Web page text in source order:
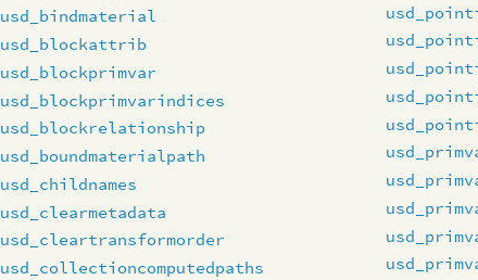
usd_bindmaterial
usd_blockattrib
usd_blockprimvar
usd_blockprimvarindices
usd_blockrelationship
usd_boundmaterialpath
usd_childnames
usd_clearmetadata
usd_cleartransformorder
usd_collectioncomputedpaths